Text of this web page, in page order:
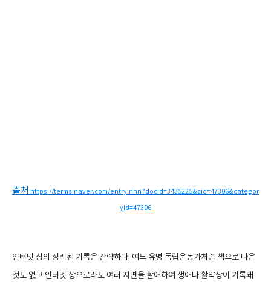
출처 https://terms.naver.com/entry.nhn?docId=3435225&cid=47306&categor
yId=47306
인터넷 상의 정리된 기록은 간략하다. 여느 유명 독립운동가처럼 책으로 나온
것도 없고 인터넷 상으로라도 여러 지면을 할애하여 생애나 활약상이 기록돼